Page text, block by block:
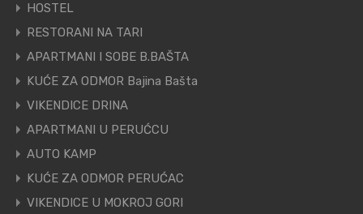
HOSTEL
RESTORANI NA TARI
APARTMANI I SOBE B.BAŠTA
KUĆE ZA ODMOR Bajina Bašta
VIKENDICE DRINA
APARTMANI U PERUĆCU
AUTO KAMP
KUĆE ZA ODMOR PERUĆAC
VIKENDICE U MOKROJ GORI